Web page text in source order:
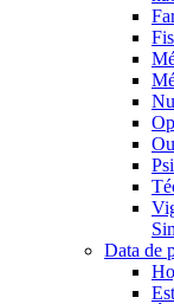
Data de